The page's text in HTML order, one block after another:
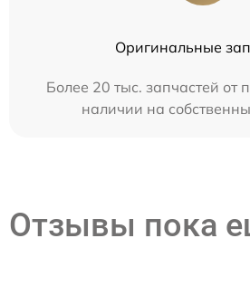
Оригинальные
Более 20 тыс. запчастей от
наличии на
Отзывы пока